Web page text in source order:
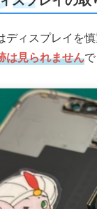
ディスプレイを
は見られません